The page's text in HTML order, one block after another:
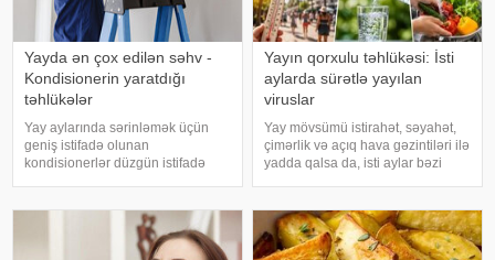
Yayda ən çox edilən səhv -
Kondisionerin yaratdığı
təhlükələr
Yay aylarında sərinləmək üçün
geniş istifadə olunan
kondisionerlər düzgün istifadə
xəbər verir ki, ani temperatur
dəyişiklikləri, quru hava və
baxımsız kondisionerlərd
Yayın qorxulu təhlükəsi: İsti
aylarda sürətlə yayılan
viruslar
Yay mövsümü istirahət, səyahət,
çimərlik və açıq hava gəzintiləri ilə
yadda qalsa da, isti aylar bəzi
Buna səbəb təkcə yüksək
temperatur deyil. Açıq havad